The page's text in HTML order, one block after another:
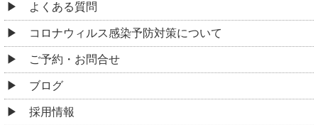
よくある質問
コロナウィルス感染予防対策について
ご予約・お問合せ
ブログ
採用情報